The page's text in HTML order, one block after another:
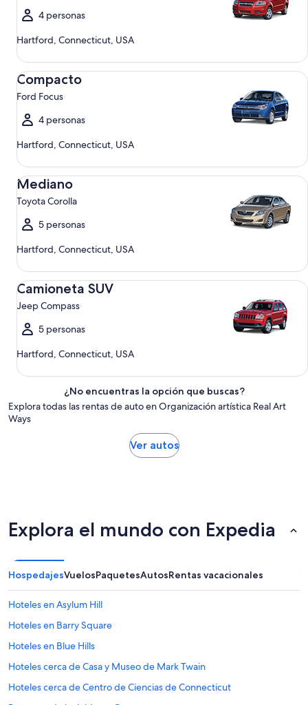
4 personas
Hartford, Connecticut, USA
Compacto
Ford Focus
4 personas
Hartford, Connecticut, USA
Compacto Ford Focus
Mediano
Toyota Corolla
5 personas
Hartford, Connecticut, USA
Mediano Toyota Corolla
Camioneta SUV
Jeep Compass
5 personas
Hartford, Connecticut, USA
Camioneta SUV Jeep Compass
¿No encuentras la opción que buscas?
Explora todas las rentas de auto en Organización artística Real Art
Ways
Ver autos
Explora el mundo con Expedia
HospedajesVuelosPaquetesAutosRentas vacacionales
Hoteles en Asylum Hill
Hoteles en Barry Square
Hoteles en Blue Hills
Hoteles cerca de Casa y Museo de Mark Twain
Hoteles cerca de Centro de Ciencias de Connecticut